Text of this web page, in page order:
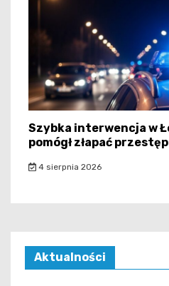
Szybka interwencja w
pomógł złapać
4 sierpnia 2026
Aktualności